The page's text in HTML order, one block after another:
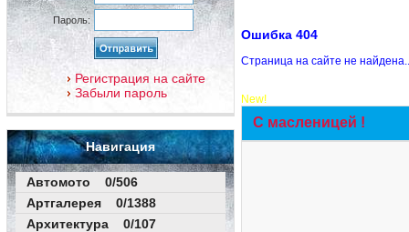
Пароль:
Регистрация на сайте
Забыли пароль
Навигация
Автомото 0/506
Артгалерея 0/1388
Архитектура 0/107
Ошибка 404
Страница на сайте не
New!
С масленицей !